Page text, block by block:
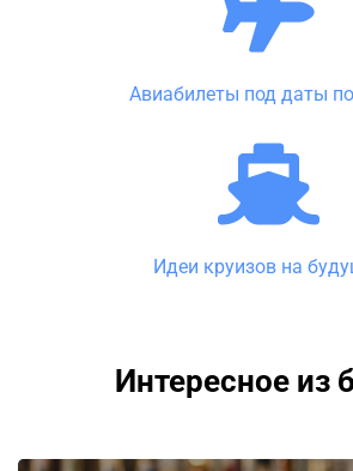
Авиабилеты под даты
Идеи круизов на
Интересное из